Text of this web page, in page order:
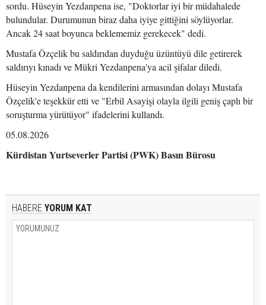
sordu. Hüseyin Yezdanpena ise, "Doktorlar iyi bir müdahalede
bulundular. Durumunun biraz daha iyiye gittiğini söylüyorlar.
Ancak 24 saat boyunca beklememiz gerekecek" dedi.
Mustafa Özçelik bu saldırıdan duyduğu üzüntüyü dile getirerek
saldırıyı kınadı ve Mükri Yezdanpena'ya acil şifalar diledi.
Hüseyin Yezdanpena da kendilerini armasından dolayı Mustafa
Özçelik'e teşekkür etti ve "Erbil Asayişi olayla ilgili geniş çaplı bir
soruşturma yürütüyor" ifadelerini kullandı.
05.08.2026
Kürdistan Yurtseverler Partisi (PWK) Basın Bürosu
HABERE YORUM KAT